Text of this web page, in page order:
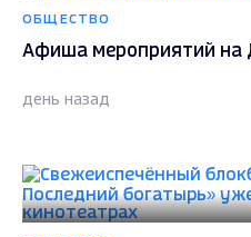
ОБЩЕСТВО
Афиша мероприятий на
день назад